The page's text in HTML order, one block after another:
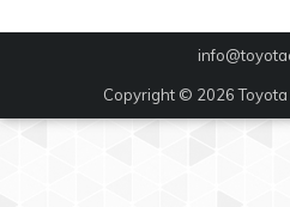
Copyright © 2026